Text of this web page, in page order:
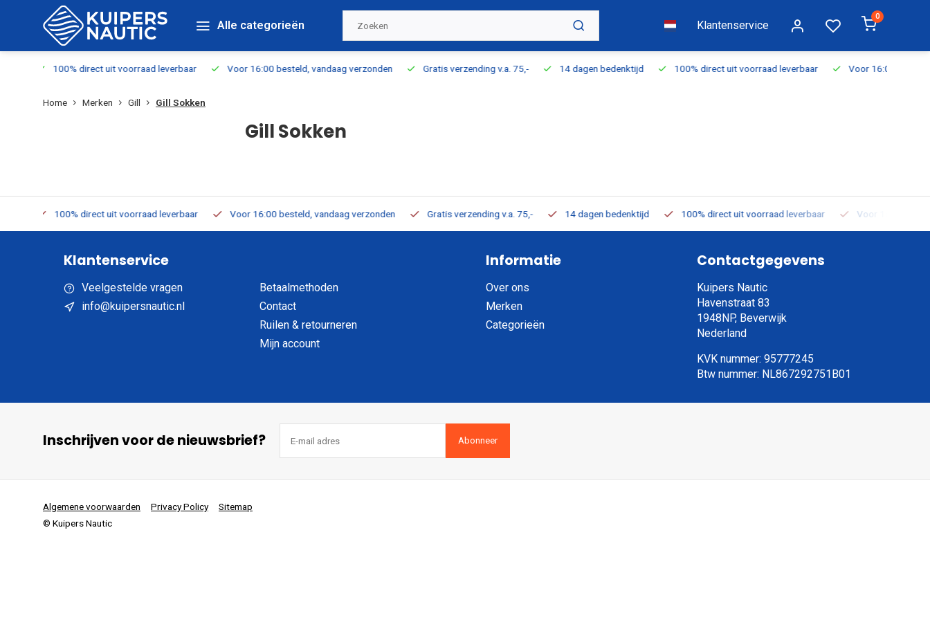
Alle categorieën Klantenservice
0
Voor 16:00 besteld, vandaag verzonden Gratis verzending v.a. 75,- 14 dagen bedenktijd 100% direct uit voorraad leverbaar Voor 16:00 besteld, vandaag verzonden
Home Merken Gill Gill Sokken
Gill Sokken
Voor 16:00 besteld, vandaag verzonden Gratis verzending v.a. 75,- 14 dagen bedenktijd 100% direct uit voorraad leverbaar Voor 16:00 besteld, vandaag verzonden
Klantenservice
Veelgestelde vragen
info@kuipersnautic.nl
Betaalmethoden
Contact
Ruilen & retourneren
Mijn account
Informatie
Over ons
Merken
Categorieën
Contactgegevens
Kuipers Nautic
Havenstraat 83
1948NP, Beverwijk
Nederland
KVK nummer: 95777245
Btw nummer: NL867292751B01
Inschrijven voor de nieuwsbrief? Abonneer
Algemene voorwaarden Privacy Policy
Sitemap
© Kuipers Nautic